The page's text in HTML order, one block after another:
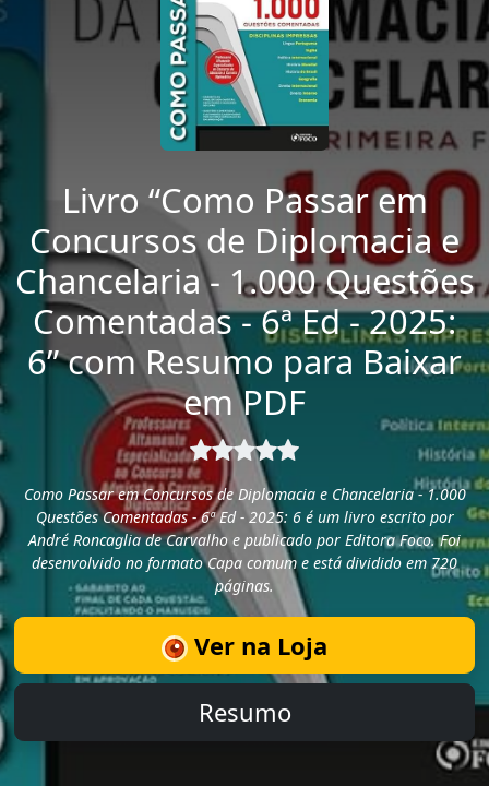
Livro “Como Passar em
Concursos de Diplomacia e
Chancelaria - 1.000 Questões
Comentadas - 6ª Ed - 2025:
6” com Resumo para Baixar
em PDF
Como Passar em Concursos de Diplomacia e Chancelaria - 1.000
Questões Comentadas - 6ª Ed - 2025: 6 é um livro escrito por
André Roncaglia de Carvalho e publicado por Editora Foco. Foi
desenvolvido no formato Capa comum e está dividido em 720
páginas.
Ver na Loja
Resumo